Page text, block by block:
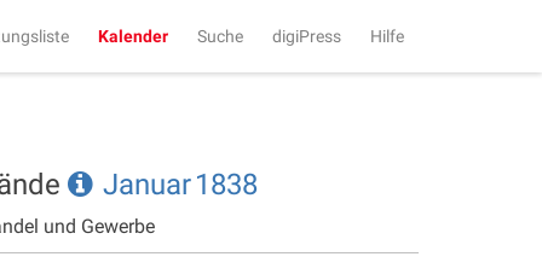
Kalender Suche digiPress Hilfe
Januar1838
und Gewerbe